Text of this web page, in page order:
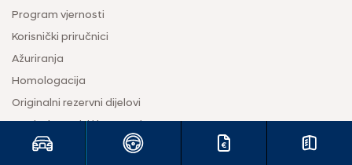
Program vjernosti
Korisnički priručnici
Ažuriranja
Homologacija
Originalni rezervni dijelovi
Uvjeti jamstva